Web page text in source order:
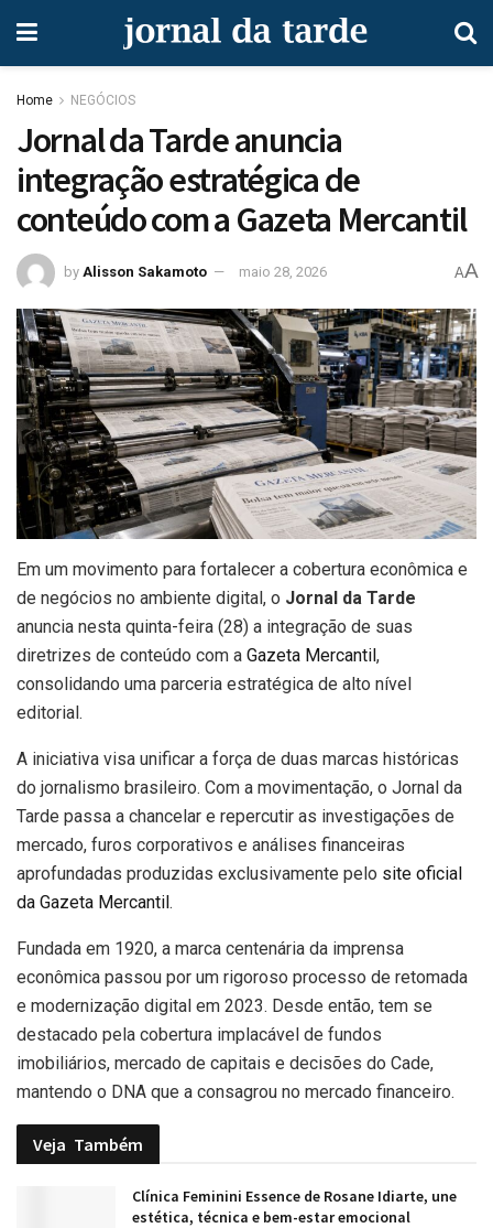
Home NEGÓCIOS
Jornal da Tarde anuncia
integração estratégica de
conteúdo com a Gazeta Mercantil
by Alisson Sakamoto maio 28, 2026 AA
Em um movimento para fortalecer a cobertura econômica e
de negócios no ambiente digital, o Jornal da Tarde
anuncia nesta quinta-feira (28) a integração de suas
diretrizes de conteúdo com a Gazeta Mercantil,
consolidando uma parceria estratégica de alto nível
editorial.
A iniciativa visa unificar a força de duas marcas históricas
do jornalismo brasileiro. Com a movimentação, o Jornal da
Tarde passa a chancelar e repercutir as investigações de
mercado, furos corporativos e análises financeiras
aprofundadas produzidas exclusivamente pelo site oficial
da Gazeta Mercantil.
Fundada em 1920, a marca centenária da imprensa
econômica passou por um rigoroso processo de retomada
e modernização digital em 2023. Desde então, tem se
destacado pela cobertura implacável de fundos
imobiliários, mercado de capitais e decisões do Cade,
mantendo o DNA que a consagrou no mercado financeiro.
Veja Também
Clínica Feminini Essence de Rosane Idiarte, une
estética, técnica e bem-estar emocional